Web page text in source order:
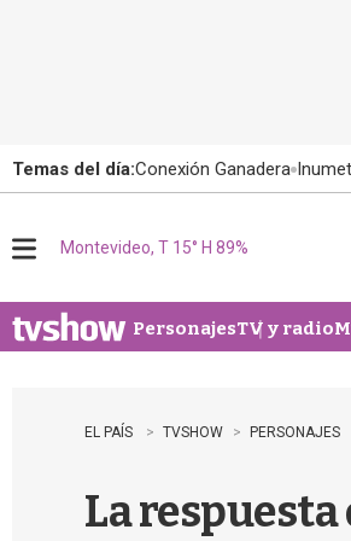
Temas del día:Conexión Ganadera
u
Montevideo, T 15° H 89%
PersonajesTV y radio
EL PAÍS TVSHOW PERSONAJES
La